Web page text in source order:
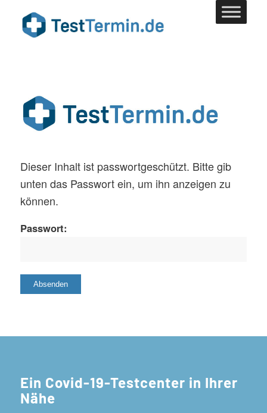
Dieser Inhalt ist passwortgeschützt. Bitte gib
unten das Passwort ein, um ihn anzeigen zu
können.
Passwort:
Ein Covid-19-Testcenter in Ihrer
Nähe